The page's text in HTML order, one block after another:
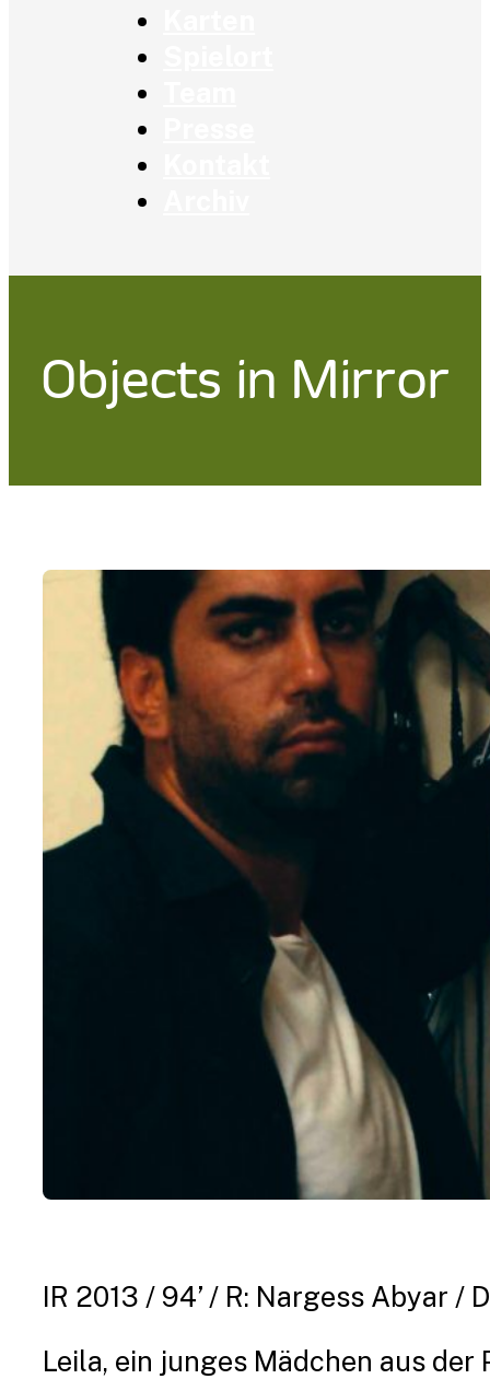
Objects in Mirror
IR 2013 / 94’ / R: Nargess Abyar /
Leila, ein junges Mädchen aus